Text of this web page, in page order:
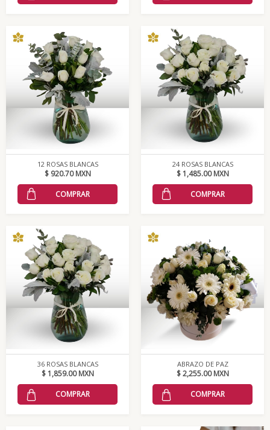
12 ROSAS BLANCAS
$ 920.70 MXN
COMPRAR
24 ROSAS BLANCAS
$ 1,485.00 MXN
COMPRAR
36 ROSAS BLANCAS
$ 1,859.00 MXN
COMPRAR
ABRAZO DE PAZ
$ 2,255.00 MXN
COMPRAR